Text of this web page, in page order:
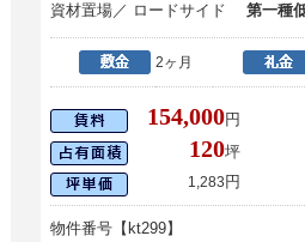
資材置場／ ロードサイド第一種
2ヶ月
154,000円
120坪
1,283 円
物件番号【kt299】